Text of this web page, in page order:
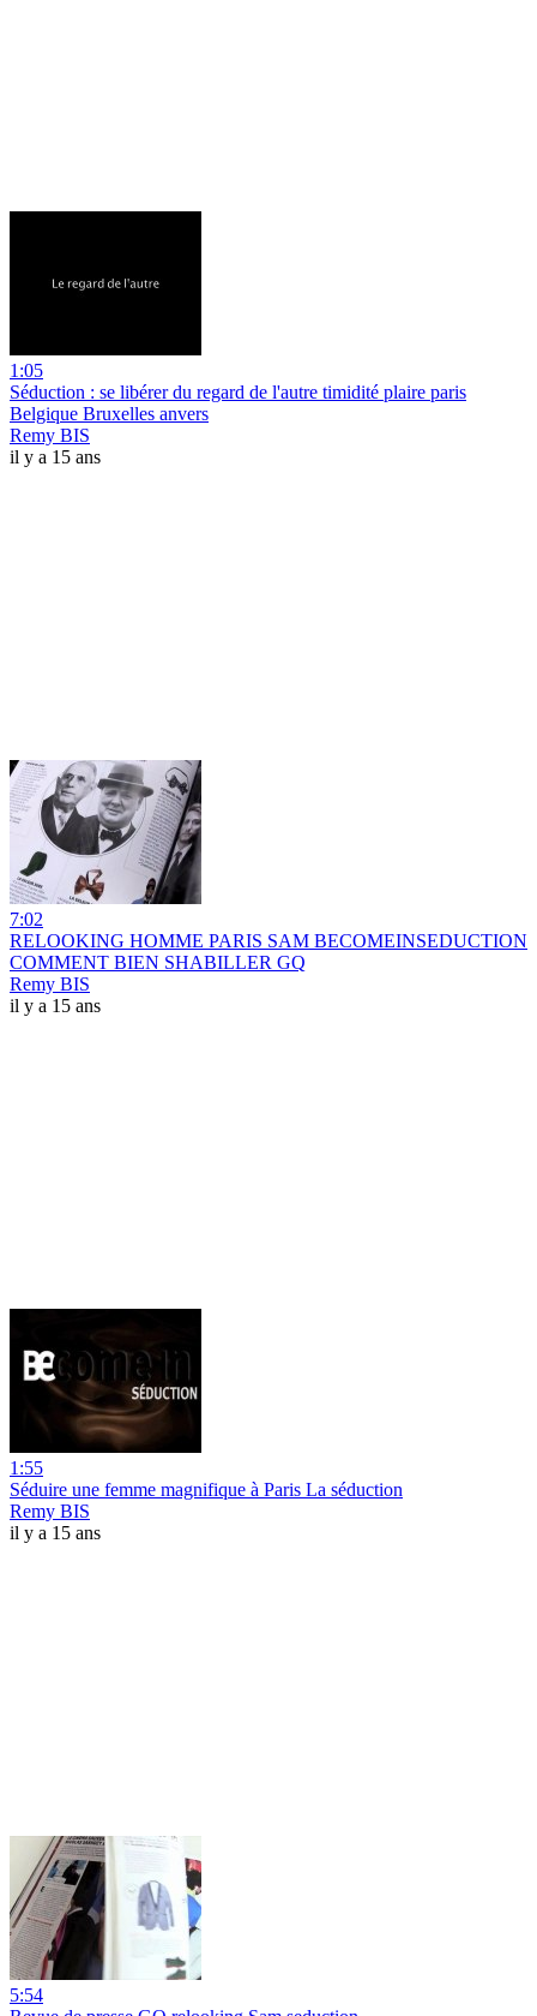
1:05
Séduction : se libérer du regard de l'autre timidité plaire paris
Belgique Bruxelles anvers
Remy BIS
il y a 15 ans
7:02
RELOOKING HOMME PARIS SAM BECOMEINSEDUCTION
COMMENT BIEN SHABILLER GQ
Remy BIS
il y a 15 ans
1:55
Séduire une femme magnifique à Paris La séduction
Remy BIS
il y a 15 ans
5:54